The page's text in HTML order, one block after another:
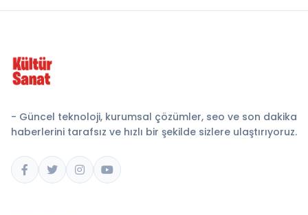
- Güncel teknoloji, kurumsal çözümler, seo ve son dakika
haberlerini tarafsız ve hızlı bir şekilde sizlere ulaştırıyoruz.